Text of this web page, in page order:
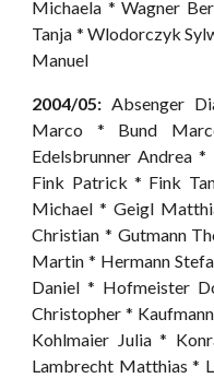
Michaela * Wagner
Tanja * Wlodorczyk
Manuel
2004/05:Absenger
Marco * Bund
Edelsbrunner Andrea *
Fink Patrick * Fink
Michael * Geigl
Christian * Gutmann
Martin * Hermann
Daniel * Hofmeister
Christopher *
Kohlmaier Julia *
Lambrecht Matthias *